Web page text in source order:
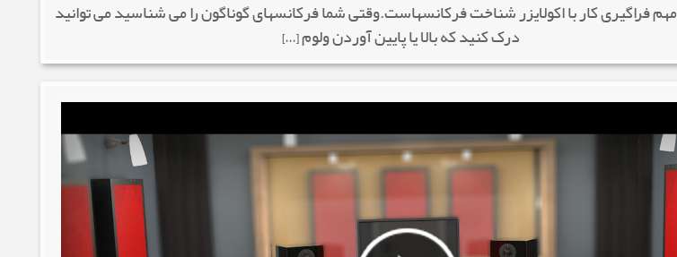
فراگیری کار با اکولایزر شناخت فرکانسهاست.وقتی شما فرکانسهای گوناگون را می شناسید می توانید
درک کنید که بالا یا پایین آوردن ولوم […]